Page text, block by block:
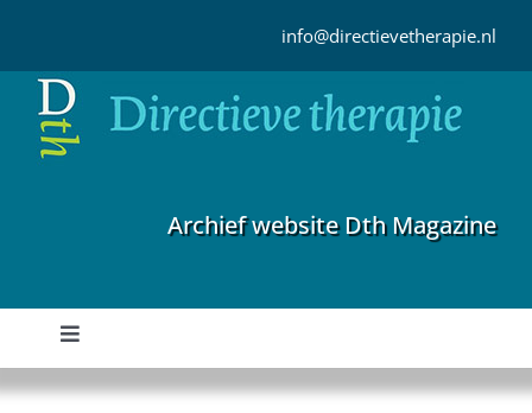
inhoud
info@directievetherapie.nl
Archief website Dth Magazine
Toggle
Navigation
Home